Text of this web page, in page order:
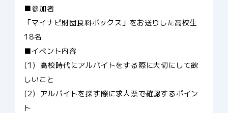
■参加者
「マイナビ財団食料ボックス」をお送りした高校生
18名
■イベント内容
(1) 高校時代にアルバイトをする際に大切にして欲
しいこと
(2) アルバイトを探す際に求人票で確認するポイン
ト